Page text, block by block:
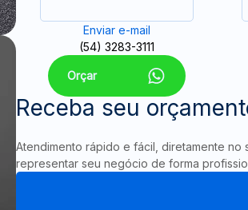
Enviar e-mail
(54) 3283-3111
Orçar
Receba seu
Atendimento rápido e fácil, diretamente no
representar seu negócio de forma